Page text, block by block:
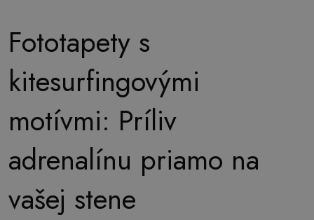
Fototapety s
kitesurfingovými
motívmi: Príliv
adrenalínu priamo na
vašej stene